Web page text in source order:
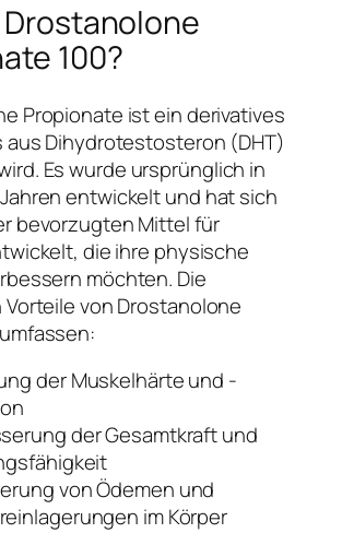
100?
Propionate ist ein derivatives
aus Dihydrotestosteron (DHT)
Es wurde ursprünglich in
entwickelt und hat sich
bevorzugten Mittel für
die ihre physische
möchten. Die
von Drostanolone
der Muskelhärte und -
der Gesamtkraft und
von Ödemen und
im Körper